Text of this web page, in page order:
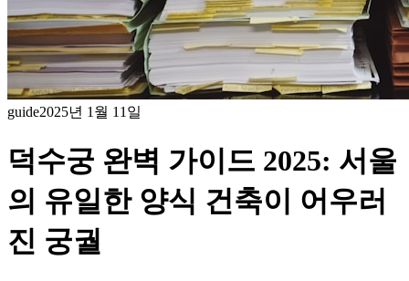
guide2025년 1월 11일
덕수궁 완벽 가이드 2025: 서울
의 유일한 양식 건축이 어우러
진 궁궐